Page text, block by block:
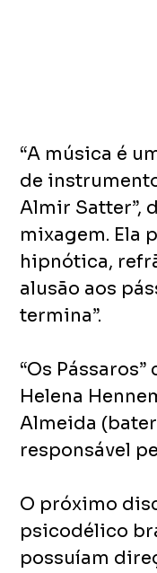
“A música é
de
Almir Satter”,
mixagem. Ela
hipnótica,
alusão aos
termina”.
“Os
Helena
Almeida
responsável
O próximo
psicodélico
possuíam